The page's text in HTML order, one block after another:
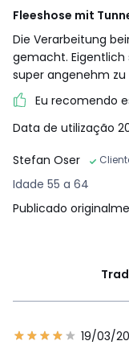
Fleeshose mit
Die Verarbeitung
gemacht. Eigentlich
super angenehm zu
Eu recomendo
Data de utilização
Stefan Oser
Idade 55 a 64
Publicado
19/03/